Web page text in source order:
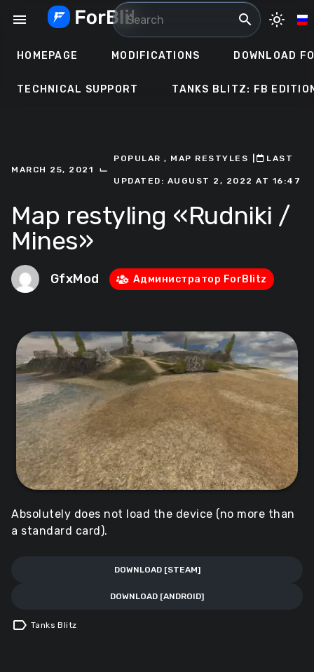
menu search light_mode
HOMEPAGE MODIFICATIONS DOWNLOAD
TECHNICAL SUPPORT TANKS BLITZ: FB
MARCH 25, 2021 ⌙
POPULAR , MAP RESTYLES ㅤLAST
UPDATED: AUGUST 2, 2022 AT 16:47
Map restyling «Rudniki /
Mines»
GfxMod Администратор ForBlitz
Absolutely does not load the device (no more than
a standard card).
DOWNLOAD [STEAM]
DOWNLOAD [ANDROID]
label Tanks Blitz